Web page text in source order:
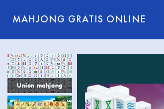
MAHJONG GRATIS ONLINE
Union mahjong